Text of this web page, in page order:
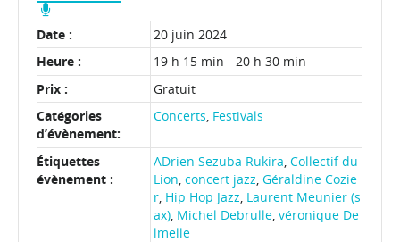
Date :
20 juin 2024
Heure :
19 h 15 min - 20 h 30 min
Prix :
Gratuit
Catégories
d’évènement:
Concerts, Festivals
Étiquettes
évènement :
ADrien Sezuba Rukira ,Collectif du
Lion ,concert jazz ,Géraldine Cozie
r Hip Hop Jazz Laurent Meunier (s
ax) Michel Debrulle ,véronique De
lmelle